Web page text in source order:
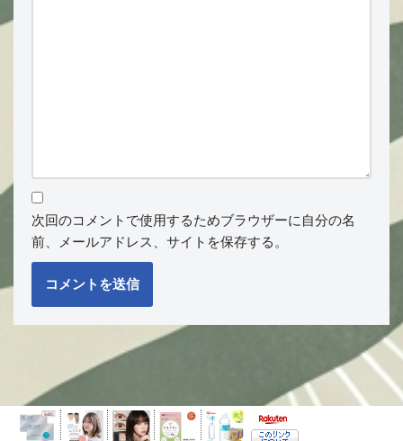
次回のコメントで使用するためブラウザーに自分の名
前、メールアドレス、サイトを保存する。